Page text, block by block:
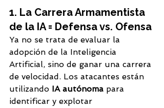
1. La Carrera Armamentista
de la IA = Defensa vs. Ofensa
Ya no se trata de evaluar la
adopción de la Inteligencia
Artificial, sino de ganar una carrera
de velocidad. Los atacantes están
utilizando IA autónoma para
identificar y explotar